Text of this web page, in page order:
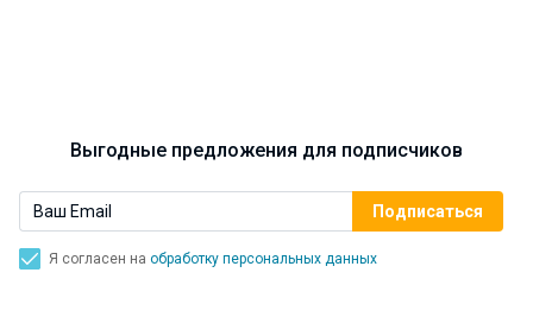
Выгодные предложения для подписчиков
Я согласен на обработку персональных данных